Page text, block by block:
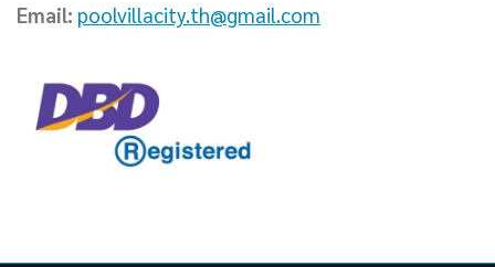
Email: poolvillacity.th@gmail.com